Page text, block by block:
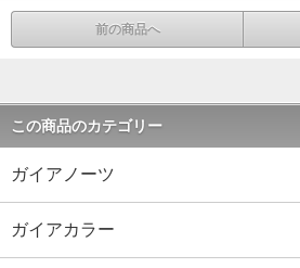
前の商品へ
この商品のカテゴリー
ガイアノーツ
ガイアカラー